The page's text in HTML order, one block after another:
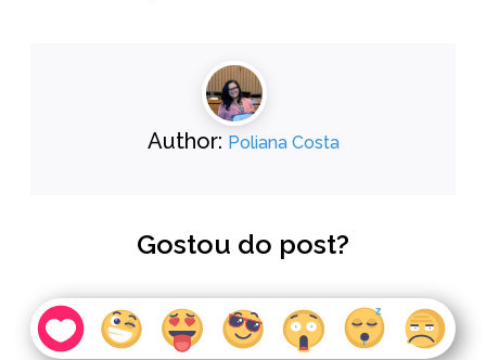
Author: Poliana Costa
Gostou do post?